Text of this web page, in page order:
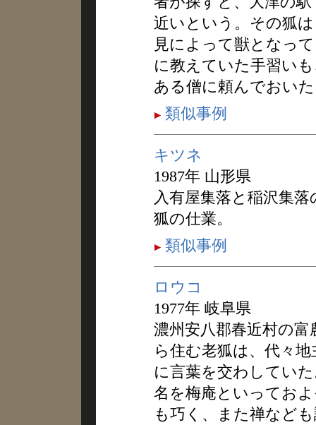
近いという。その狐
見によって獣となっ
に教えていた手習い
ある僧に頼んでおい
類似事例
キツネ
1987年 山形県
入有屋集落と稲沢集
狐の仕業。
類似事例
ロウコ
1977年 岐阜県
濃州安八郡春近村の
ら住む老狐は、代々
に言葉を交わしてい
名を梅庵といってお
も巧く、また禅など